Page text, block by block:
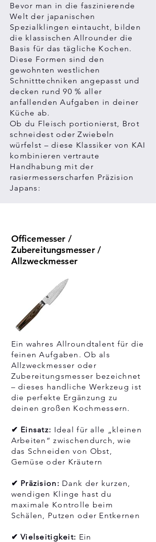
Bevor man in die faszinierende
Welt der japanischen
Spezialklingen eintaucht, bilden
die klassischen Allrounder die
Basis für das tägliche Kochen.
Diese Formen sind den
gewohnten westlichen
Schnitttechniken angepasst und
decken rund 90 % aller
anfallenden Aufgaben in deiner
Küche ab.
Ob du Fleisch portionierst, Brot
schneidest oder Zwiebeln
würfelst – diese Klassiker von KAI
kombinieren vertraute
Handhabung mit der
rasiermesserscharfen Präzision
Japans:
Officemesser /
Zubereitungsmesser /
Allzweckmesser
Ein wahres Allroundtalent für die
feinen Aufgaben. Ob als
Allzweckmesser oder
Zubereitungsmesser bezeichnet
– dieses handliche Werkzeug ist
die perfekte Ergänzung zu
deinen großen Kochmessern.
✔ Einsatz: Ideal für alle „kleinen
Arbeiten“ zwischendurch, wie
das Schneiden von Obst,
Gemüse oder Kräutern
✔ Präzision: Dank der kurzen,
wendigen Klinge hast du
maximale Kontrolle beim
Schälen, Putzen oder Entkernen
✔ Vielseitigkeit: Ein